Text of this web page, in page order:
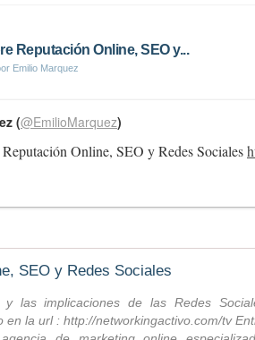
Reputación Online, SEO y...
Emilio Marquez
Online, SEO y Redes Sociales
(@EmilioMarquez)
SEO y Redes Sociales
y las implicaciones de las Redes
en la url : http://networkingactivo.com/tv